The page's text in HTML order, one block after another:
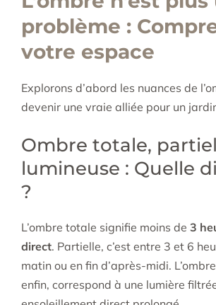
problème :
votre espace
Explorons d’abord les nuances de
devenir une vraie alliée pour un
Ombre totale,
lumineuse : Quelle
?
L’ombre totale signifie moins de 3
direct. Partielle, c’est entre 3 et 6
matin ou en fin d’après-midi.
enfin, correspond à une lumière